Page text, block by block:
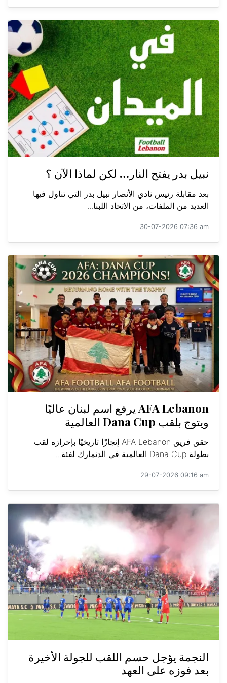
نبيل بدر يفتح النار… لكن لماذا الآن ؟
بعد مقابلة رئيس نادي الأنصار نبيل بدر التي تناول فيها
العديد من الملفات، من الاتحاد اللبنا...
30-07-2026 07:36 am
AFA Lebanon يرفع اسم لبنان عاليًا
ويتوج بلقب Dana Cup العالمية
حقق فريق AFA Lebanon إنجازًا تاريخيًا بإحرازه لقب
بطولة Dana Cup العالمية في الدنمارك لفئة...
29-07-2026 09:16 am
النجمة يؤجل حسم اللقب للجولة الأخيرة
بعد فوزه على العهد